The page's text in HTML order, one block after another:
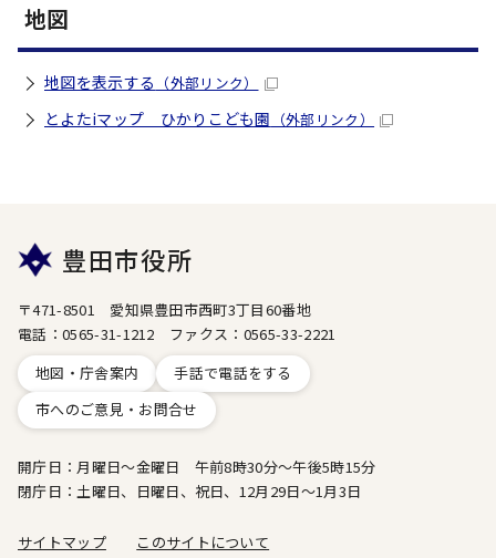
地図
地図を表示する （外部リンク）
とよたiマップ ひかりこども園 （外部リンク）
豊田市役所
〒471-8501 愛知県豊田市西町3丁目60番地
電話：0565-31-1212 ファクス：0565-33-2221
地図・庁舎案内
手話で電話をする
市へのご意見・お問合せ
開庁日：月曜日～金曜日 午前8時30分～午後5時15分
閉庁日：土曜日、日曜日、祝日、12月29日～1月3日
サイトマップ このサイトについて